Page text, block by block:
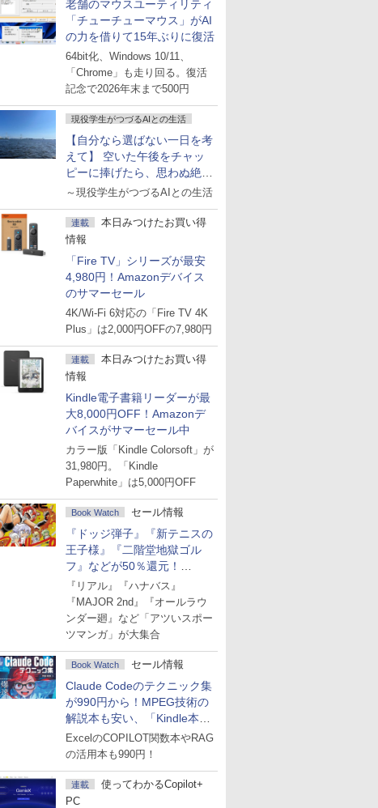
老舗のマウスユーティリティ
「チューチューマウス」がAI
の力を借りて15年ぶりに復活
64bit化、Windows 10/11、
「Chrome」も走り回る。復活
記念で2026年末まで500円
現役学生がつづるAIとの生活
【自分なら選ばない一日を考
えて】 空いた午後をチャッ
ピーに捧げたら、思わぬ絶景
に出会った話
～現役学生がつづるAIとの生活
連載
本日みつけたお買い得
情報
「Fire TV」シリーズが最安
4,980円！Amazonデバイス
のサマーセール
4K/Wi-Fi 6対応の「Fire TV 4K
Plus」は2,000円OFFの7,980円
連載
本日みつけたお買い得
情報
Kindle電子書籍リーダーが最
大8,000円OFF！Amazonデ
バイスがサマーセール中
カラー版「Kindle Colorsoft」が
31,980円。「Kindle
Paperwhite」は5,000円OFF
Book Watch セール情報
『ドッジ弾子』『新テニスの
王子様』『二階堂地獄ゴル
フ』などが50％還元！
Amazonマンガ週末セール
『リアル』『ハナバス』
『MAJOR 2nd』『オールラウ
ンダー廻』など「アツいスポー
ツマンガ」が大集合
Book Watch セール情報
Claude Codeのテクニック集
が990円から！MPEG技術の
解説本も安い、「Kindle本サ
マーセール」第2弾開始！
ExcelのCOPILOT関数本やRAG
の活用本も990円！
連載
使ってわかるCopilot+
PC